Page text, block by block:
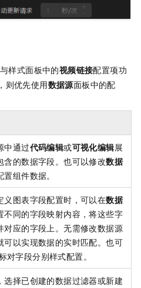
样式面板中的视频链接配置项功
则优先使用数据源面板中的配
中通过代码编辑或可视化编辑展
含的数据字段。也可以修改数据
置组件数据。
义图表字段配置时，可以在数据
不同的字段映射内容，将这些字
对应的字段上。无需修改数据源
可以实现数据的实时匹配。也可
对字段分别样式配置。
，选择已创建的数据过滤器或新建